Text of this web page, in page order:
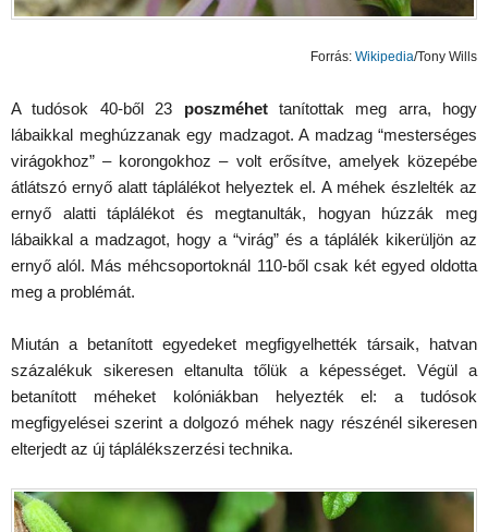
Forrás: Wikipedia/Tony Wills
A tudósok 40-ből 23 poszméhettanítottak meg arra, hogy
lábaikkal meghúzzanak egy madzagot. A madzag “mesterséges
virágokhoz” – korongokhoz – volt erősítve, amelyek közepébe
átlátszó ernyő alatt táplálékot helyeztek el. A méhek észlelték az
ernyő alatti táplálékot és megtanulták, hogyan húzzák meg
lábaikkal a madzagot, hogy a “virág” és a táplálék kikerüljön az
ernyő alól. Más méhcsoportoknál 110-ből csak két egyed oldotta
meg a problémát.
Miután a betanított egyedeket megfigyelhették társaik, hatvan
százalékuk sikeresen eltanulta tőlük a képességet. Végül a
betanított méheket kolóniákban helyezték el: a tudósok
megfigyelései szerint a dolgozó méhek nagy részénél sikeresen
elterjedt az új táplálékszerzési technika.